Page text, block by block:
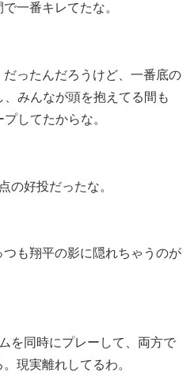
一番キレてたな。
ったんだろうけど、一番底の
みんなが頭を抱えてる間も
してたからな。
の好投だったな。
も翔平の影に隠れちゃうのが
を同時にプレーして、両方で
現実離れしてるわ。